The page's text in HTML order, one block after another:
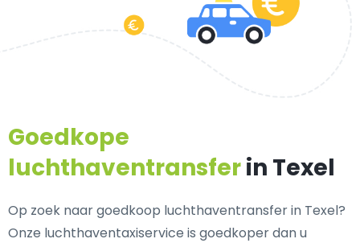
Goedkope
luchthaventransferin Texel
Op zoek naar goedkoop luchthaventransfer in Texel?
Onze luchthaventaxiservice is goedkoper dan u